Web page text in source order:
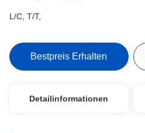
L/C, T/T,
Bestpreis Erhalten
Detailinformationen